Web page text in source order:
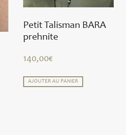
Petit Talisman BARA
prehnite
140,00€
AJOUTER AU PANIER